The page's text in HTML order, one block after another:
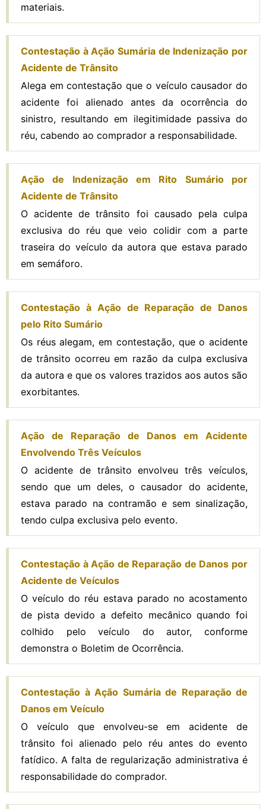
materiais.
Contestação à Ação Sumária de Indenização por
Acidente de Trânsito
Alega em contestação que o veículo causador do
acidente foi alienado antes da ocorrência do
sinistro, resultando em ilegitimidade passiva do
réu, cabendo ao comprador a responsabilidade.
Ação de Indenização em Rito Sumário por
Acidente de Trânsito
O acidente de trânsito foi causado pela culpa
exclusiva do réu que veio colidir com a parte
traseira do veículo da autora que estava parado
em semáforo.
Contestação à Ação de Reparação de Danos
pelo Rito Sumário
Os réus alegam, em contestação, que o acidente
de trânsito ocorreu em razão da culpa exclusiva
da autora e que os valores trazidos aos autos são
exorbitantes.
Ação de Reparação de Danos em Acidente
Envolvendo Três Veículos
O acidente de trânsito envolveu três veículos,
sendo que um deles, o causador do acidente,
estava parado na contramão e sem sinalização,
tendo culpa exclusiva pelo evento.
Contestação à Ação de Reparação de Danos por
Acidente de Veículos
O veículo do réu estava parado no acostamento
de pista devido a defeito mecânico quando foi
colhido pelo veículo do autor, conforme
demonstra o Boletim de Ocorrência.
Contestação à Ação Sumária de Reparação de
Danos em Veículo
O veículo que envolveu-se em acidente de
trânsito foi alienado pelo réu antes do evento
fatídico. A falta de regularização administrativa é
responsabilidade do comprador.